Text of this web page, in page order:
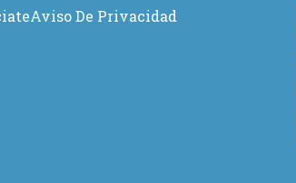
Aviso De Privacidad